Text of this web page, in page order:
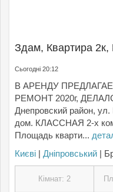
Здам, Квартира 2к,
Сьогодні 20:12
В АРЕНДУ
РЕМОНТ 2020г,
Днепровский район,
дом. КЛАССНАЯ 2-х
Площадь кварти...
Києвi | Дніпровський |
Кімнат: 2